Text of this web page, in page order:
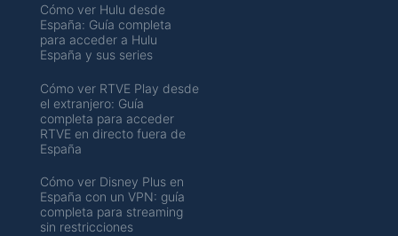
Cómo ver Hulu desde
España: Guía completa
para acceder a Hulu
España y sus series
Cómo ver RTVE Play desde
el extranjero: Guía
completa para acceder
RTVE en directo fuera de
España
Cómo ver Disney Plus en
España con un VPN: guía
completa para streaming
sin restricciones